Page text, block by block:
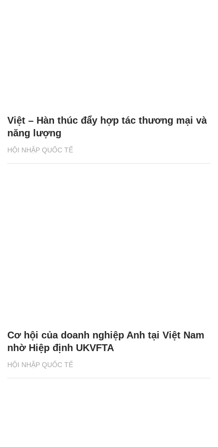
HỘI NHẬP QUỐC TẾ
Việt – Hàn thúc đẩy hợp tác thương mại và
năng lượng
HỘI NHẬP QUỐC TẾ
Cơ hội của doanh nghiệp Anh tại Việt Nam
nhờ Hiệp định UKVFTA